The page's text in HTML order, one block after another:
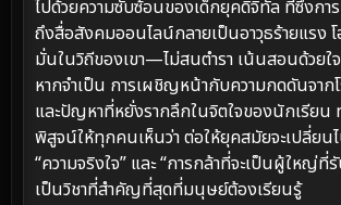
ไปด้วยความซับซ้อนของเด็กยุคดิจิทัล ที่ซึ่งการ
ถึงสื่อสังคมออนไลน์กลายเป็นอาวุธร้ายแรง
มั่นในวิถีของเขา—ไม่สนตำรา เน้นสอนด้วยใ
หากจำเป็น การเผชิญหน้ากับความกดดันจาก
และปัญหาที่หยั่งรากลึกในจิตใจของนักเรียน
พิสูจน์ให้ทุกคนเห็นว่า ต่อให้ยุคสมัยจะเปลี่ยน
“ความจริงใจ” และ “การกล้าที่จะเป็นผู้ใหญ่
เป็นวิชาที่สำคัญที่สุดที่มนุษย์ต้องเรียนรู้